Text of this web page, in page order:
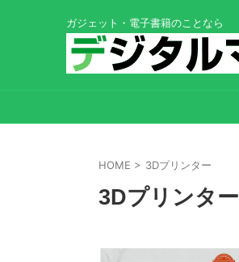
ガジェット・電子書籍のことなら
HOME > 3Dプリンター
3Dプリンター